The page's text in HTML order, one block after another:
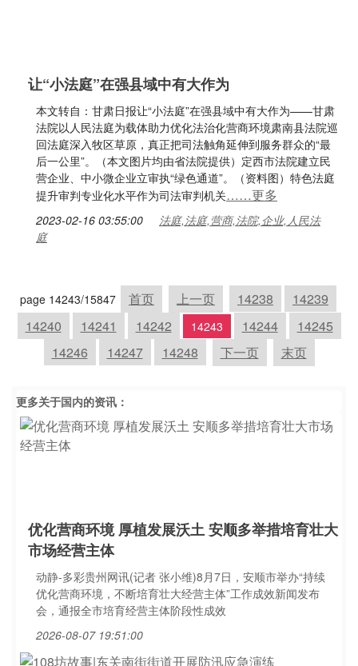
让“小法庭”在强县域中有大作为
本文转自：甘肃日报让“小法庭”在强县域中有大作为——甘肃
法院以人民法庭为载体助力优化法治化营商环境肃南县法院巡
回法庭深入牧区草原，真正把司法触角延伸到服务群众的“最
后一公里”。（本文图片均由省法院提供）定西市法院建立民
营企业、中小微企业立审执“绿色通道”。（资料图）特色法庭
提升审判专业化水平作为司法审判机关……更多
2023-02-16 03:55:00
法庭,法庭,营商,法院,企业,人民法
庭
page 14243/15847 首页 上一页 14238
14239
14240
14241 14242 14243 14244
14245
14246
14247 14248 下一页 末页
更多关于国内的资讯：
优化营商环境 厚植发展沃土 安顺多举措培育壮大
市场经营主体
动静-多彩贵州网讯(记者 张小维)8月7日，安顺市举办“持续
优化营商环境，不断培育壮大经营主体”工作成效新闻发布
会，通报全市培育经营主体阶段性成效
2026-08-07 19:51:00